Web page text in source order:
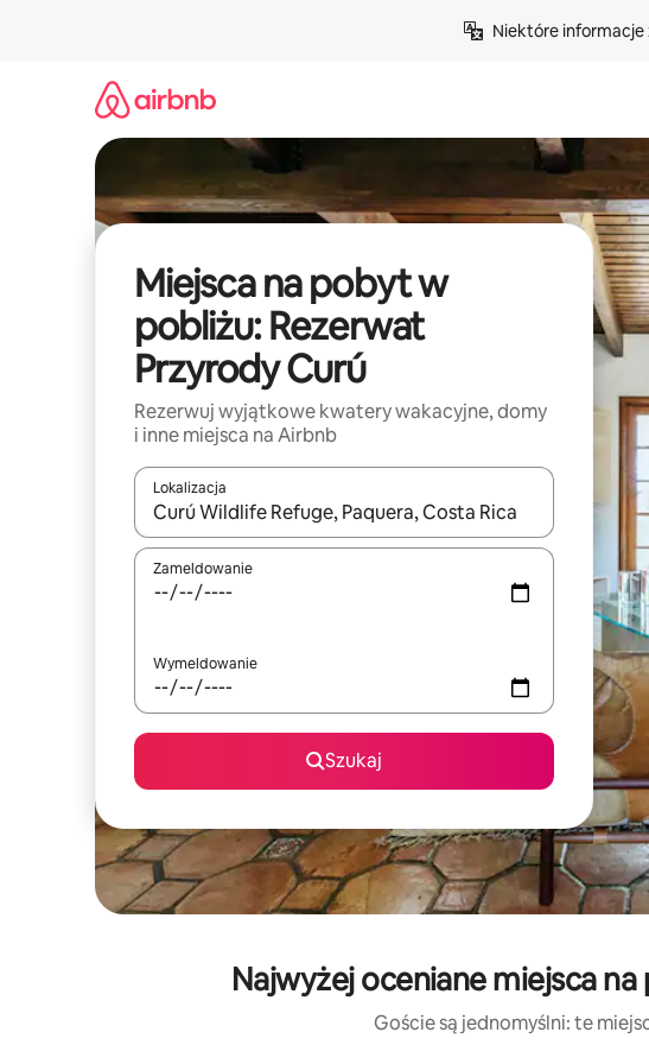
Niektóre informacje
Miejsca na pobyt w
pobliżu: Rezerwat
Przyrody Curú
Rezerwuj wyjątkowe kwatery wakacyjne, domy
i inne miejsca na Airbnb
Lokalizacja
Gdy wyniki będą dostępne, możesz poruszać się po nich za
Zameldowanie
Wymeldowanie
Szukaj
Najwyżej oceniane miejsca
Goście są jednomyślni: te